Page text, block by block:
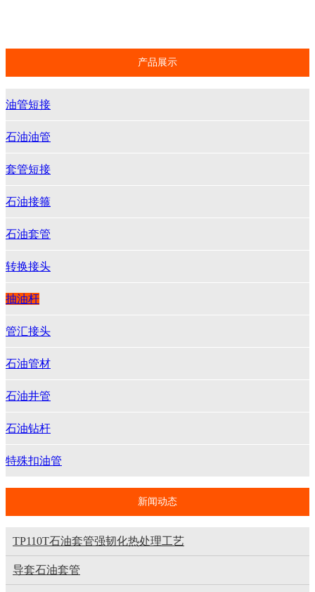
产品展示
油管短接
石油油管
套管短接
石油接箍
石油套管
转换接头
抽油杆
管汇接头
石油管材
石油井管
石油钻杆
特殊扣油管
新闻动态
TP110T石油套管强韧化热处理工艺
导套石油套管